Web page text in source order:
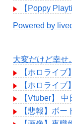
【Poppy
Powered by
大変だけど幸せ
【ホロライ
【ホロライ
【Vtuber】
【悲報】ボ